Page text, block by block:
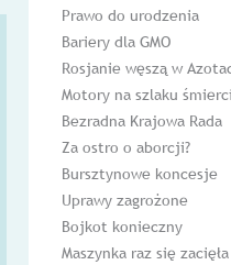
Prawo do urodzenia
Bariery dla GMO
Rosjanie węszą w
Motory na szlaku śmierci
Bezradna Krajowa Rada
Za ostro o aborcji?
Bursztynowe koncesje
Uprawy zagrożone
Bojkot konieczny
Maszynka raz się zacięła